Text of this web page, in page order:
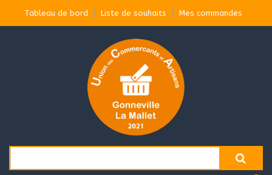
Tableau de bord Liste de souhaits Mes commandes